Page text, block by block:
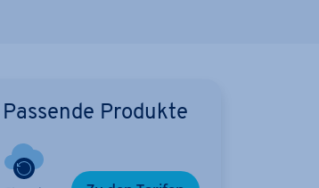
Passende Produkte